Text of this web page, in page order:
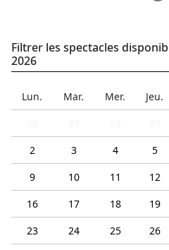
Filtrer les spectacles
2026
Lun. Mar. Mer. Jeu.
2
3 4 5
9
10 11 12
16
17 18 19
23
24 25 26